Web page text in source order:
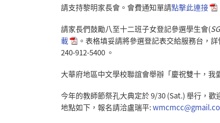
請支持黎明家長會。會費通知單請點擊此連接
請家長們鼓勵八至十二班子女登記參選學生會(
載
。表格填妥請將參選登記表交給服務台，
240-912-5400 。
大華府地區中文學校聯誼會舉辦「慶祝雙十，我
今年的教師節祭孔大典定於 9/30 (Sat.) 舉行，
地點如下，報名請洽盧瑞平: